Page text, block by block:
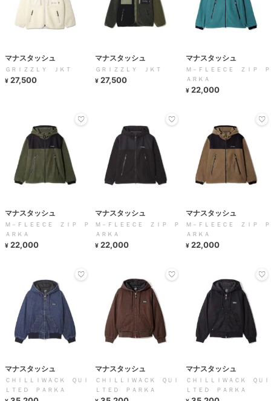
マナスタッシュ
ＧＲＩＺＺＬＹ ＪＫＴ
¥ 27,500
マナスタッシュ
ＧＲＩＺＺＬＹ ＪＫＴ
¥ 27,500
マナスタッシュ
Ｍ－ＦＬＥＥＣＥ ＺＩＰ Ｐ
ＡＲＫＡ
¥ 22,000
マナスタッシュ
Ｍ－ＦＬＥＥＣＥ ＺＩＰ Ｐ
ＡＲＫＡ
¥ 22,000
マナスタッシュ
Ｍ－ＦＬＥＥＣＥ ＺＩＰ Ｐ
ＡＲＫＡ
¥ 22,000
マナスタッシュ
Ｍ－ＦＬＥＥＣＥ ＺＩＰ Ｐ
ＡＲＫＡ
¥ 22,000
マナスタッシュ
ＣＨＩＬＬＩＷＡＣＫ ＱＵＩ
ＬＴＥＤ ＰＡＲＫＡ
マナスタッシュ
ＣＨＩＬＬＩＷＡＣＫ ＱＵＩ
ＬＴＥＤ ＰＡＲＫＡ
マナスタッシュ
ＣＨＩＬＬＩＷＡＣＫ ＱＵＩ
ＬＴＥＤ ＰＡＲＫＡ